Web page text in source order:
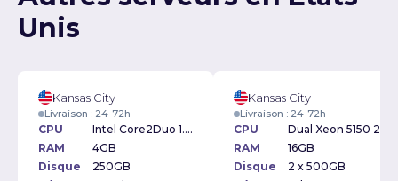
Unis
Kansas City
Livraison : 24-72h
CPU
Intel Core2Duo 1.6GHz
RAM
4GB
Disque
250GB
Kansas City
Livraison : 24-72h
CPU
RAM
16GB
Disque
2 x 500GB